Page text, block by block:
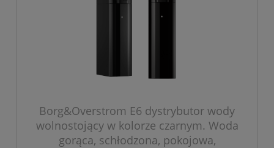
Borg&Overstrom E6 dystrybutor wody
wolnostojący w kolorze czarnym. Woda
gorąca, schłodzona, pokojowa,